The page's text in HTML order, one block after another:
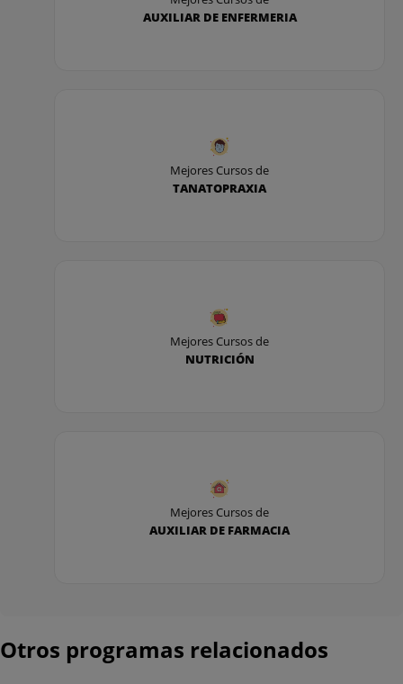
AUXILIAR DE ENFERMERIA
Mejores Cursos de
TANATOPRAXIA
Mejores Cursos de
NUTRICIÓN
Mejores Cursos de
AUXILIAR DE FARMACIA
Otros programas relacionados